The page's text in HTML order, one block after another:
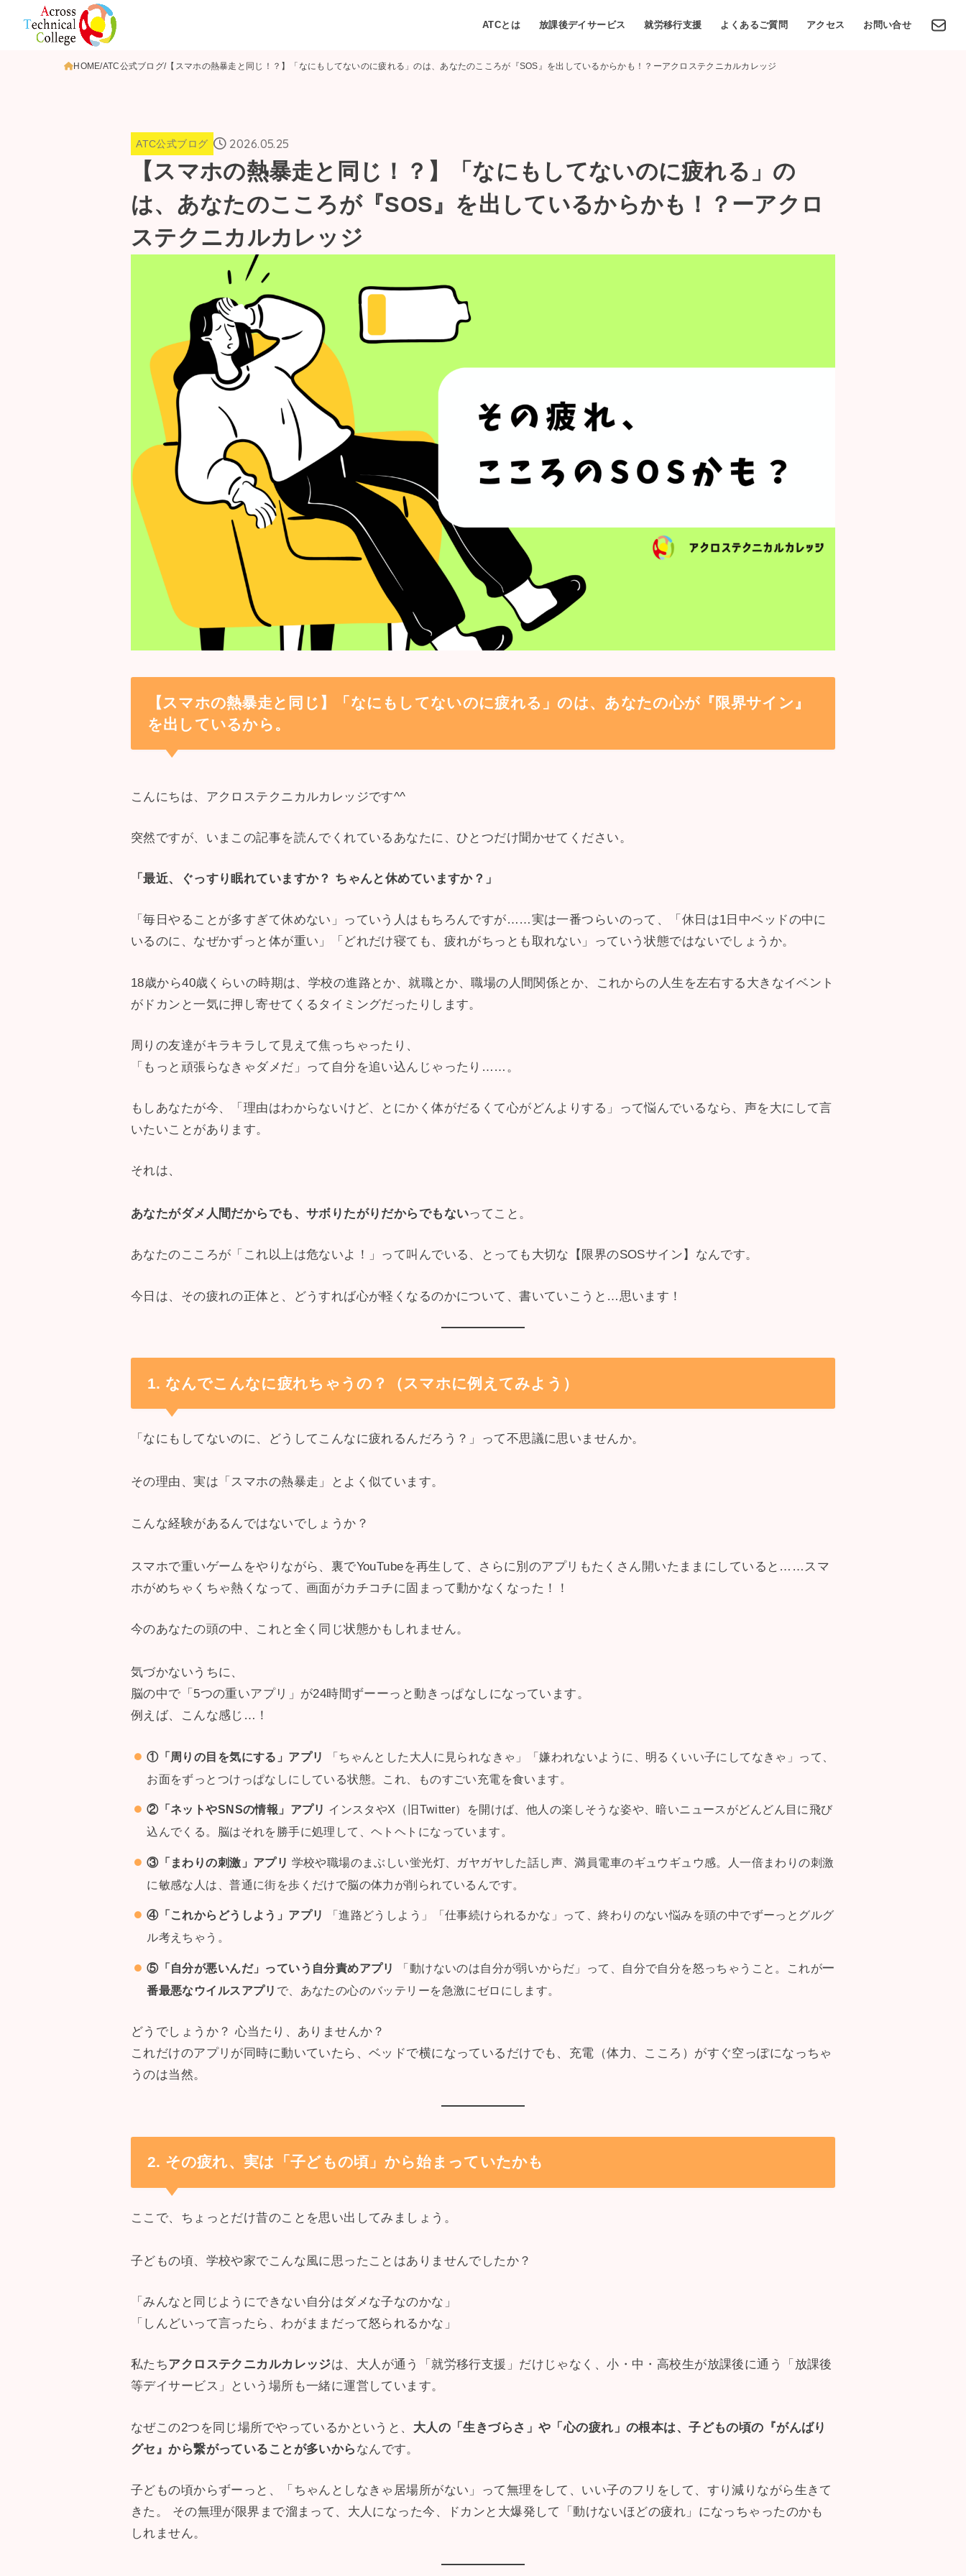
ATCとは 放課後デイサービス 就労移行支援 よくあるご質問 アクセス お問い合せ
HOME ATC公式ブログ 【スマホの熱暴走と同じ！？】「なにもしてないのに疲れる」のは、あなたのこころが『SOS』を出しているからかも！？ーアクロステクニカルカレッジ
ATC公式ブログ 2026.05.25
【スマホの熱暴走と同じ！？】「なにもしてないのに疲れる」の
は、あなたのこころが『SOS』を出しているからかも！？ーアクロ
ステクニカルカレッジ
【スマホの熱暴走と同じ】「なにもしてないのに疲れる」のは、あなたの心が『限界サイン』
を出しているから。
こんにちは、アクロステクニカルカレッジです^^
突然ですが、いまこの記事を読んでくれているあなたに、ひとつだけ聞かせてください。
「最近、ぐっすり眠れていますか？ ちゃんと休めていますか？」
「毎日やることが多すぎて休めない」っていう人はもちろんですが……実は一番つらいのって、「休日は1日中ベッドの中に
いるのに、なぜかずっと体が重い」「どれだけ寝ても、疲れがちっとも取れない」っていう状態ではないでしょうか。
18歳から40歳くらいの時期は、学校の進路とか、就職とか、職場の人間関係とか、これからの人生を左右する大きなイベント
がドカンと一気に押し寄せてくるタイミングだったりします。
周りの友達がキラキラして見えて焦っちゃったり、
「もっと頑張らなきゃダメだ」って自分を追い込んじゃったり……。
もしあなたが今、「理由はわからないけど、とにかく体がだるくて心がどんよりする」って悩んでいるなら、声を大にして言
いたいことがあります。
それは、
あなたがダメ人間だからでも、サボりたがりだからでもないってこと。
あなたのこころが「これ以上は危ないよ！」って叫んでいる、とっても大切な【限界のSOSサイン】なんです。
今日は、その疲れの正体と、どうすれば心が軽くなるのかについて、書いていこうと…思います！
1. なんでこんなに疲れちゃうの？（スマホに例えてみよう）
「なにもしてないのに、どうしてこんなに疲れるんだろう？」って不思議に思いませんか。
その理由、実は「スマホの熱暴走」とよく似ています。
こんな経験があるんではないでしょうか？
スマホで重いゲームをやりながら、裏でYouTubeを再生して、さらに別のアプリもたくさん開いたままにしていると……スマ
ホがめちゃくちゃ熱くなって、画面がカチコチに固まって動かなくなった！！
今のあなたの頭の中、これと全く同じ状態かもしれません。
気づかないうちに、
脳の中で「5つの重いアプリ」が24時間ずーーっと動きっぱなしになっています。
例えば、こんな感じ…！
①「周りの目を気にする」アプリ
「ちゃんとした大人に見られなきゃ」「嫌われないように、明るくいい子にしてなきゃ」って、
お面をずっとつけっぱなしにしている状態。これ、ものすごい充電を食います。
②「ネットやSNSの情報」アプリ インスタやX（旧Twitter）を開けば、他人の楽しそうな姿や、暗いニュースがどんどん目に飛び
込んでくる。脳はそれを勝手に処理して、ヘトヘトになっています。
③「まわりの刺激」アプリ 学校や職場のまぶしい蛍光灯、ガヤガヤした話し声、満員電車のギュウギュウ感。人一倍まわりの刺激
に敏感な人は、普通に街を歩くだけで脳の体力が削られているんです。
④「これからどうしよう」アプリ
「進路どうしよう」「仕事続けられるかな」って、終わりのない悩みを頭の中でずーっとグルグ
ル考えちゃう。
⑤「自分が悪いんだ」っていう自分責めアプリ 「動けないのは自分が弱いからだ」って、自分で自分を怒っちゃうこと。これが一
番最悪なウイルスアプリ で、あなたの心のバッテリーを急激にゼロにします。
どうでしょうか？ 心当たり、ありませんか？
これだけのアプリが同時に動いていたら、ベッドで横になっているだけでも、充電（体力、こころ）がすぐ空っぽになっちゃ
うのは当然。
2. その疲れ、実は「子どもの頃」から始まっていたかも
ここで、ちょっとだけ昔のことを思い出してみましょう。
子どもの頃、学校や家でこんな風に思ったことはありませんでしたか？
「みんなと同じようにできない自分はダメな子なのかな」
「しんどいって言ったら、わがままだって怒られるかな」
私たちアクロステクニカルカレッジは、大人が通う「就労移行支援」だけじゃなく、小・中・高校生が放課後に通う「放課後
等デイサービス」という場所も一緒に運営しています。
なぜこの2つを同じ場所でやっているかというと、 大人の「生きづらさ」や「心の疲れ」の根本は、子どもの頃の『がんばり
グセ』から繋がっていることが多いから なんです。
子どもの頃からずーっと、「ちゃんとしなきゃ居場所がない」って無理をして、いい子のフリをして、すり減りながら生きて
きた。 その無理が限界まで溜まって、大人になった今、ドカンと大爆発して「動けないほどの疲れ」になっちゃったのかも
しれません。